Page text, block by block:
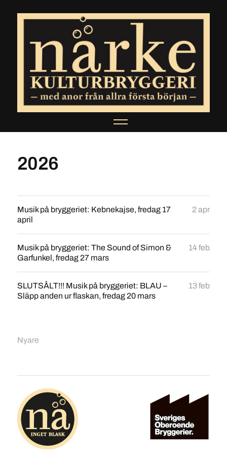
2026
Musik på bryggeriet: Kebnekajse, fredag 17
april
2 apr
Musik på bryggeriet: The Sound of Simon &
Garfunkel, fredag 27 mars
14 feb
SLUTSÅLT!!! Musik på bryggeriet: BLAU –
Släpp anden ur flaskan, fredag 20 mars
13 feb
Nyare